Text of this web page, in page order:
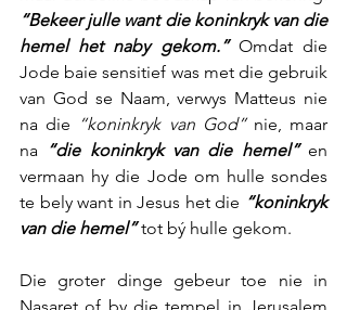
“Bekeer julle want die koninkryk van die
hemel het naby gekom.” Omdat die
Jode baie sensitief was met die gebruik
van God se Naam, verwys Matteus nie
na die “koninkryk van God” nie, maar
na “die koninkryk van die hemel” en
vermaan hy die Jode om hulle sondes
te bely want in Jesus het die “koninkryk
van die hemel” tot bý hulle gekom.
Die groter dinge gebeur toe nie in